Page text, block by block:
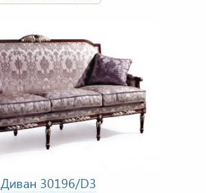
Диван 30196/D3